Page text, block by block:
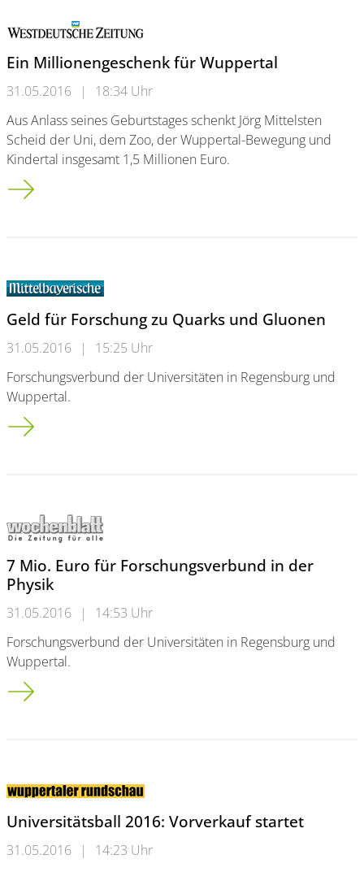
Ein Millionengeschenk für Wuppertal
31.05.2016 |
18:34 Uhr
Aus Anlass seines Geburtstages schenkt Jörg Mittelsten
Scheid der Uni, dem Zoo, der Wuppertal-Bewegung und
Kindertal insgesamt 1,5 Millionen Euro.
Ein Millionengeschenk für Wuppertal
Geld für Forschung zu Quarks und Gluonen
31.05.2016 |
15:25 Uhr
Forschungsverbund der Universitäten in Regensburg und
Wuppertal.
Geld für Forschung zu Quarks und Gluonen
7 Mio. Euro für Forschungsverbund in der
Physik
31.05.2016 |
14:53 Uhr
Forschungsverbund der Universitäten in Regensburg und
Wuppertal.
7 Mio. Euro für Forschungsverbund in der Physik
Universitätsball 2016: Vorverkauf startet
31.05.2016 | 14:23 Uhr